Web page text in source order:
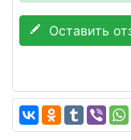
Оставить